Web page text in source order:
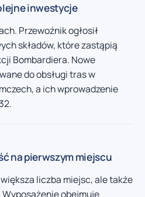
inwestycje
Przewoźnik ogłosił
składów, które zastąpią
Bombardiera. Nowe
do obsługi tras w
a ich wprowadzenie
na pierwszym miejscu
liczba miejsc, ale także
obejmuje